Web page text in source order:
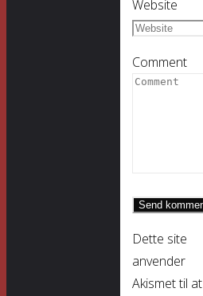
Website
Comment
Dette site
anvender
Akismet til at